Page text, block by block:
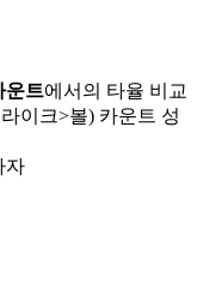
운트에서의 타율 비교
이크>볼) 카운트 성
자